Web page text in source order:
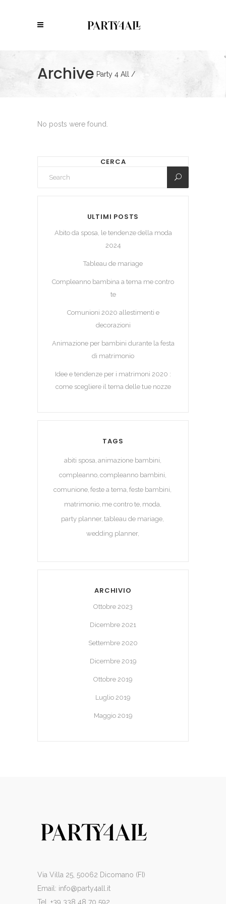
Archive Party 4 All /
No posts were found.
CERCA
ULTIMI POSTS
Abito da sposa, le tendenze della moda
2024
Tableau de mariage
Compleanno bambina a tema me contro
te
Comunioni 2020 allestimenti e
decorazioni
Animazione per bambini durante la festa
di matrimonio
Idee e tendenze per i matrimoni 2020 :
come scegliere il tema delle tue nozze
TAGS
abiti sposa animazione bambini
compleanno compleanno bambini
comunione feste a tema feste bambini
matrimonio me contro te moda
party planner tableau de mariage
wedding planner
ARCHIVIO
Ottobre 2023
Dicembre 2021
Settembre 2020
Dicembre 2019
Ottobre 2019
Luglio 2019
Maggio 2019
Via Villa 25, 50062 Dicomano (FI)
Email: info@party4all.it
Tel. +39 338 48 70 592